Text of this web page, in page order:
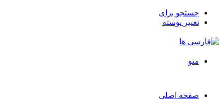
جستجو برای
تغییر پوسته
منو
صفحه اصلی